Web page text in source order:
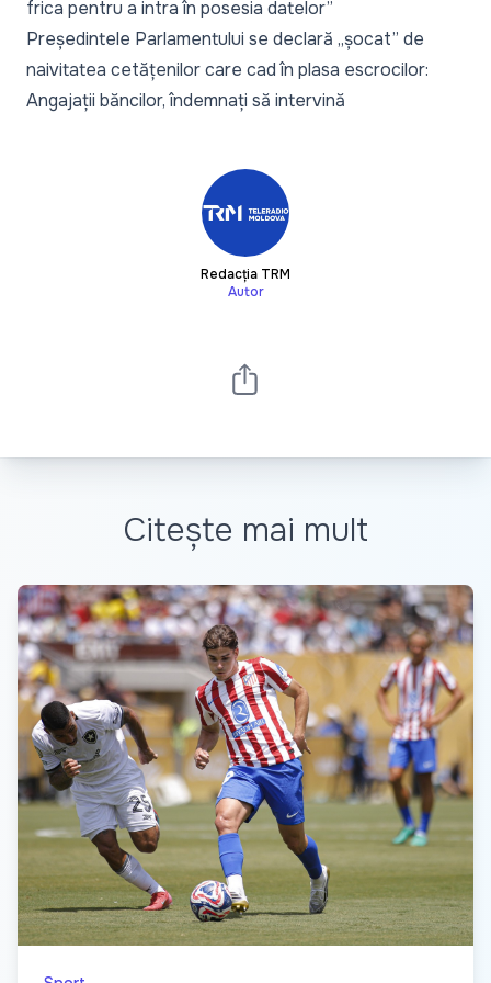
frica pentru a intra în posesia datelor”
Președintele Parlamentului se declară „șocat” de
naivitatea cetățenilor care cad în plasa escrocilor:
Angajații băncilor, îndemnați să intervină
Redacția TRM
Autor
Citește mai mult